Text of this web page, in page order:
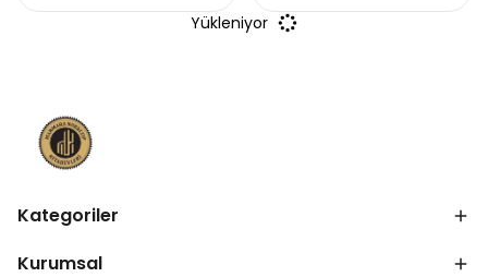
Yükleniyor
Kategoriler
Kurumsal